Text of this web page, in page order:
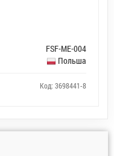
FSF-ME-004
Польша
Код: 3698441-8